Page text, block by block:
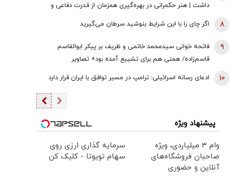
داشت | هنر حکمرانی در بهره‌گیری همزمان از قدرت دفاعی و
ظرفیت‌های دیپلماتیک است، نه حذف یکی به نفع دیگری
اگر چای را با این شرایط بنوشید سرطان می‌گیرید 8
فاتحه خوانی سیدمحمد خاتمی و ظریف بر پیکر ابوالقاسم
قاسم‌زاده/ همتی هم برای تشییع آمده بود+ تصاویر
9
ادعای رسانه اسرائیلی: ترامپ در مسیر توافق با ایران قرار دارد 10
پیشنهاد ویژه
وام ۳ میلیاردی، ویژه
صاحبان فروشگاه‌های
آنلاین و حضوری
سرمایه گذاری ارزی روی
سهام تویوتا - کلیک کن